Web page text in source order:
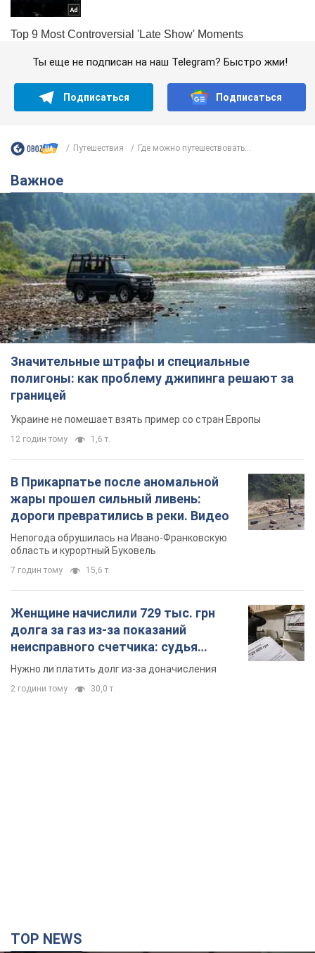
Ты еще не подписан на наш Telegram? Быстро жми!
Подписаться Подписаться
Путешествия Где можно путешествовать...
Важное
Значительные штрафы и специальные
полигоны: как проблему джипинга решают за
границей
Украине не помешает взять пример со стран Европы
12 годин тому 1,6 т.
В Прикарпатье после аномальной
жары прошел сильный ливень:
дороги превратились в реки. Видео
Непогода обрушилась на Ивано-Франковскую
область и курортный Буковель
7 годин тому 15,6 т.
Женщине начислили 729 тыс. грн
долга за газ из-за показаний
неисправного счетчика: судья
вынес неожиданное решение
Нужно ли платить долг из-за доначисления
2 години тому 30,0 т.
TOP NEWS